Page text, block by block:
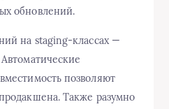
обновлений.
на staging-классах —
позволяют
Также разумно